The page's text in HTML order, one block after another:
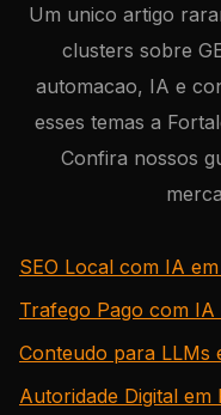
Um unico artigo
clusters sobre
automacao, IA e
esses temas a
Confira nossos
SEO Local com IA
Trafego Pago com IA
Conteudo para LLMs
Autoridade Digital em